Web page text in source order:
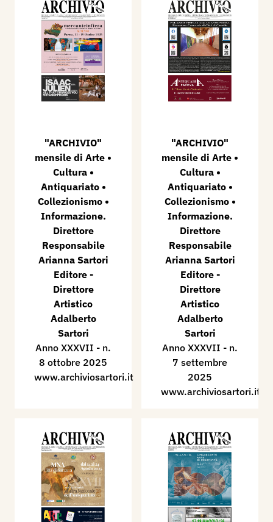
"ARCHIVIO"
mensile di Arte •
Cultura •
Antiquariato •
Collezionismo •
Informazione.
Direttore
Responsabile
Arianna Sartori
Editore -
Direttore
Artistico
Adalberto
Sartori
Anno XXXVII - n.
8 ottobre 2025
www.archiviosartori.it
"ARCHIVIO"
mensile di Arte •
Cultura •
Antiquariato •
Collezionismo •
Informazione.
Direttore
Responsabile
Arianna Sartori
Editore -
Direttore
Artistico
Adalberto
Sartori
Anno XXXVII - n.
7 settembre
2025
www.archiviosartori.it